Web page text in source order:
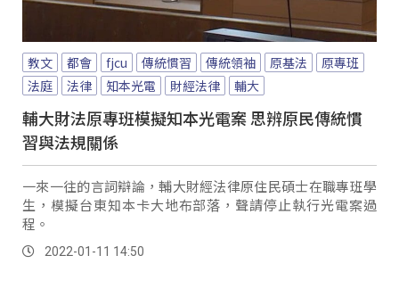
教文 都會 fjcu 傳統慣習 傳統領袖 原基法
原專班
法庭
法律 知本光電 財經法律 輔大
輔大財法原專班模擬知本光電案 思辨原民傳統慣
習與法規關係
一來一往的言詞辯論，輔大財經法律原住民碩士在職專班學
生，模擬台東知本卡大地布部落，聲請停止執行光電案過
程。
2022-01-11 14:50